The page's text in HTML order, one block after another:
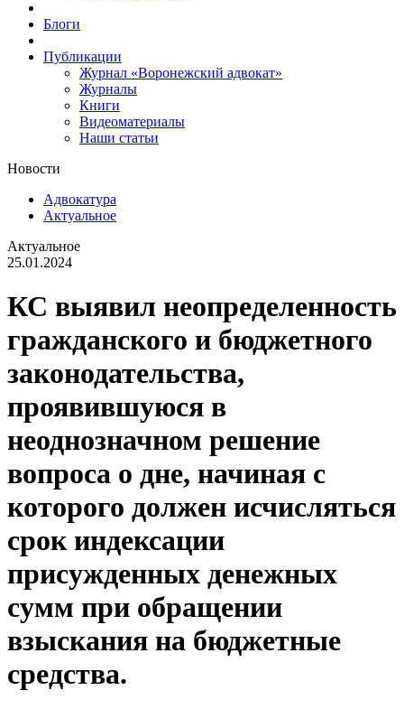
Блоги
Публикации
Журнал «Воронежский адвокат»
Журналы
Книги
Видеоматериалы
Наши статьи
Новости
Адвокатура
Актуальное
Актуальное
25.01.2024
КС выявил неопределенность
гражданского и бюджетного
законодательства,
проявившуюся в
неоднозначном решение
вопроса о дне, начиная с
которого должен исчисляться
срок индексации
присужденных денежных
сумм при обращении
взыскания на бюджетные
средства.